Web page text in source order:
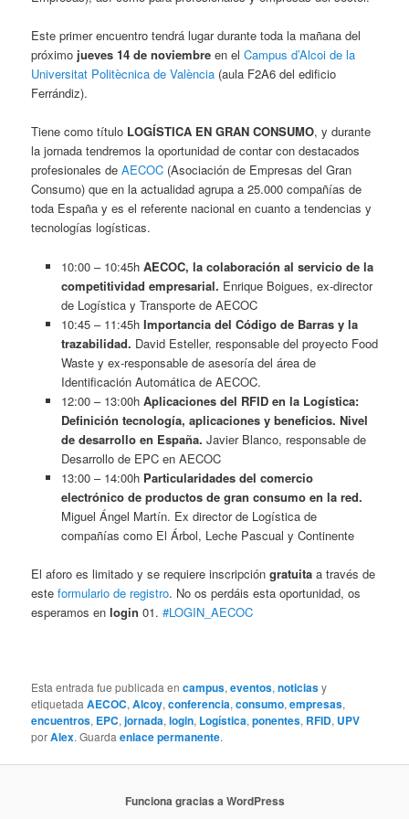
Este primer encuentro tendrá lugar durante toda la mañana del
próximo jueves 14 de noviembre en elCampus d’Alcoi de la
Universitat Politècnica de València (aula F2A6 del edificio
Ferrándiz).
Tiene como título LOGÍSTICA EN GRAN CONSUMO, y durante
la jornada tendremos la oportunidad de contar con destacados
profesionales deAECOC (Asociación de Empresas del Gran
Consumo) que en la actualidad agrupa a 25.000 compañías de
toda España y es el referente nacional en cuanto a tendencias y
tecnologías logísticas.
10:00 – 10:45h AECOC, la colaboración al servicio de la
competitividad empresarial. Enrique Boigues, ex-director
de Logística y Transporte de AECOC
10:45 – 11:45h Importancia del Código de Barras y la
trazabilidad. David Esteller, responsable del proyecto Food
Waste y ex-responsable de asesoría del área de
Identificación Automática de AECOC.
12:00 – 13:00h Aplicaciones del RFID en la Logística:
Definición tecnología, aplicaciones y beneficios. Nivel
de desarrollo en España. Javier Blanco, responsable de
Desarrollo de EPC en AECOC
13:00 – 14:00h Particularidades del comercio
electrónico de productos de gran consumo en la red.
Miguel Ángel Martín. Ex director de Logística de
compañías como El Árbol, Leche Pascual y Continente
El aforo es limitado y se requiere inscripcióngratuita a través de
esteformulario de registro. No os perdáis esta oportunidad, os
esperamos enlogin 01.#LOGIN_AECOC
Esta entrada fue publicada encampus,eventos,noticiasy
etiquetadaAECOC,Alcoy,conferencia,consumo,empresas,
encuentros, EPC,jornada,login, Logística,ponentes, RFID, UPV
porAlex. Guardaenlace permanente.
Funciona gracias a WordPress